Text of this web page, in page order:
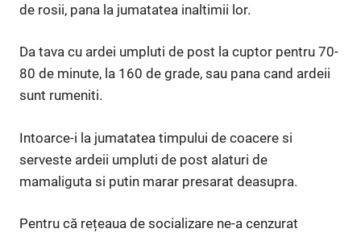
de rosii, pana la jumatatea inaltimii lor.
Da tava cu ardei umpluti de post la cuptor pentru 70-
80 de minute, la 160 de grade, sau pana cand ardeii
sunt rumeniti.
Intoarce-i la jumatatea timpului de coacere si
serveste ardeii umpluti de post alaturi de
mamaliguta si putin marar presarat deasupra.
Pentru că rețeaua de socializare ne-a cenzurat